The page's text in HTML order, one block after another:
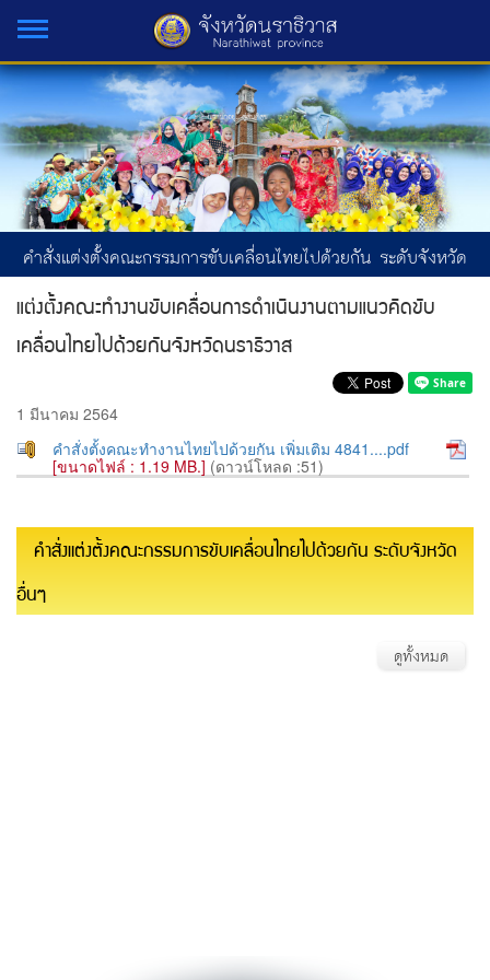
คำสั่งแต่งตั้งคณะกรรมการขับเคลื่อนไทยไปด้วยกัน ระดับจังหวัด
แต่งตั้งคณะทำงานขับเคลื่อนการดำเนินงานตามแนวคิดขับ
เคลื่อนไทยไปด้วยกันจังหวัดนราธิวาส
1 มีนาคม 2564
คำสั่งตั้งคณะทำงานไทยไปด้วยกัน เพิ่มเติม 4841....pdf
[ขนาดไฟล์ : 1.19 MB.] (ดาวน์โหลด :51)
คำสั่งแต่งตั้งคณะกรรมการขับเคลื่อนไทยไปด้วยกัน ระดับจังหวัด
อื่นๆ
ดูทั้งหมด